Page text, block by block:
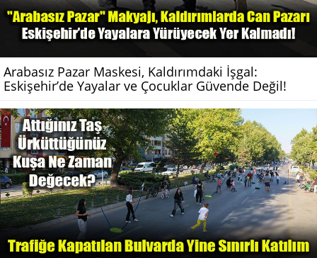
Arabasız Pazar Maskesi, Kaldırımdaki İşgal:
Eskişehir’de Yayalar ve Çocuklar Güvende Değil!